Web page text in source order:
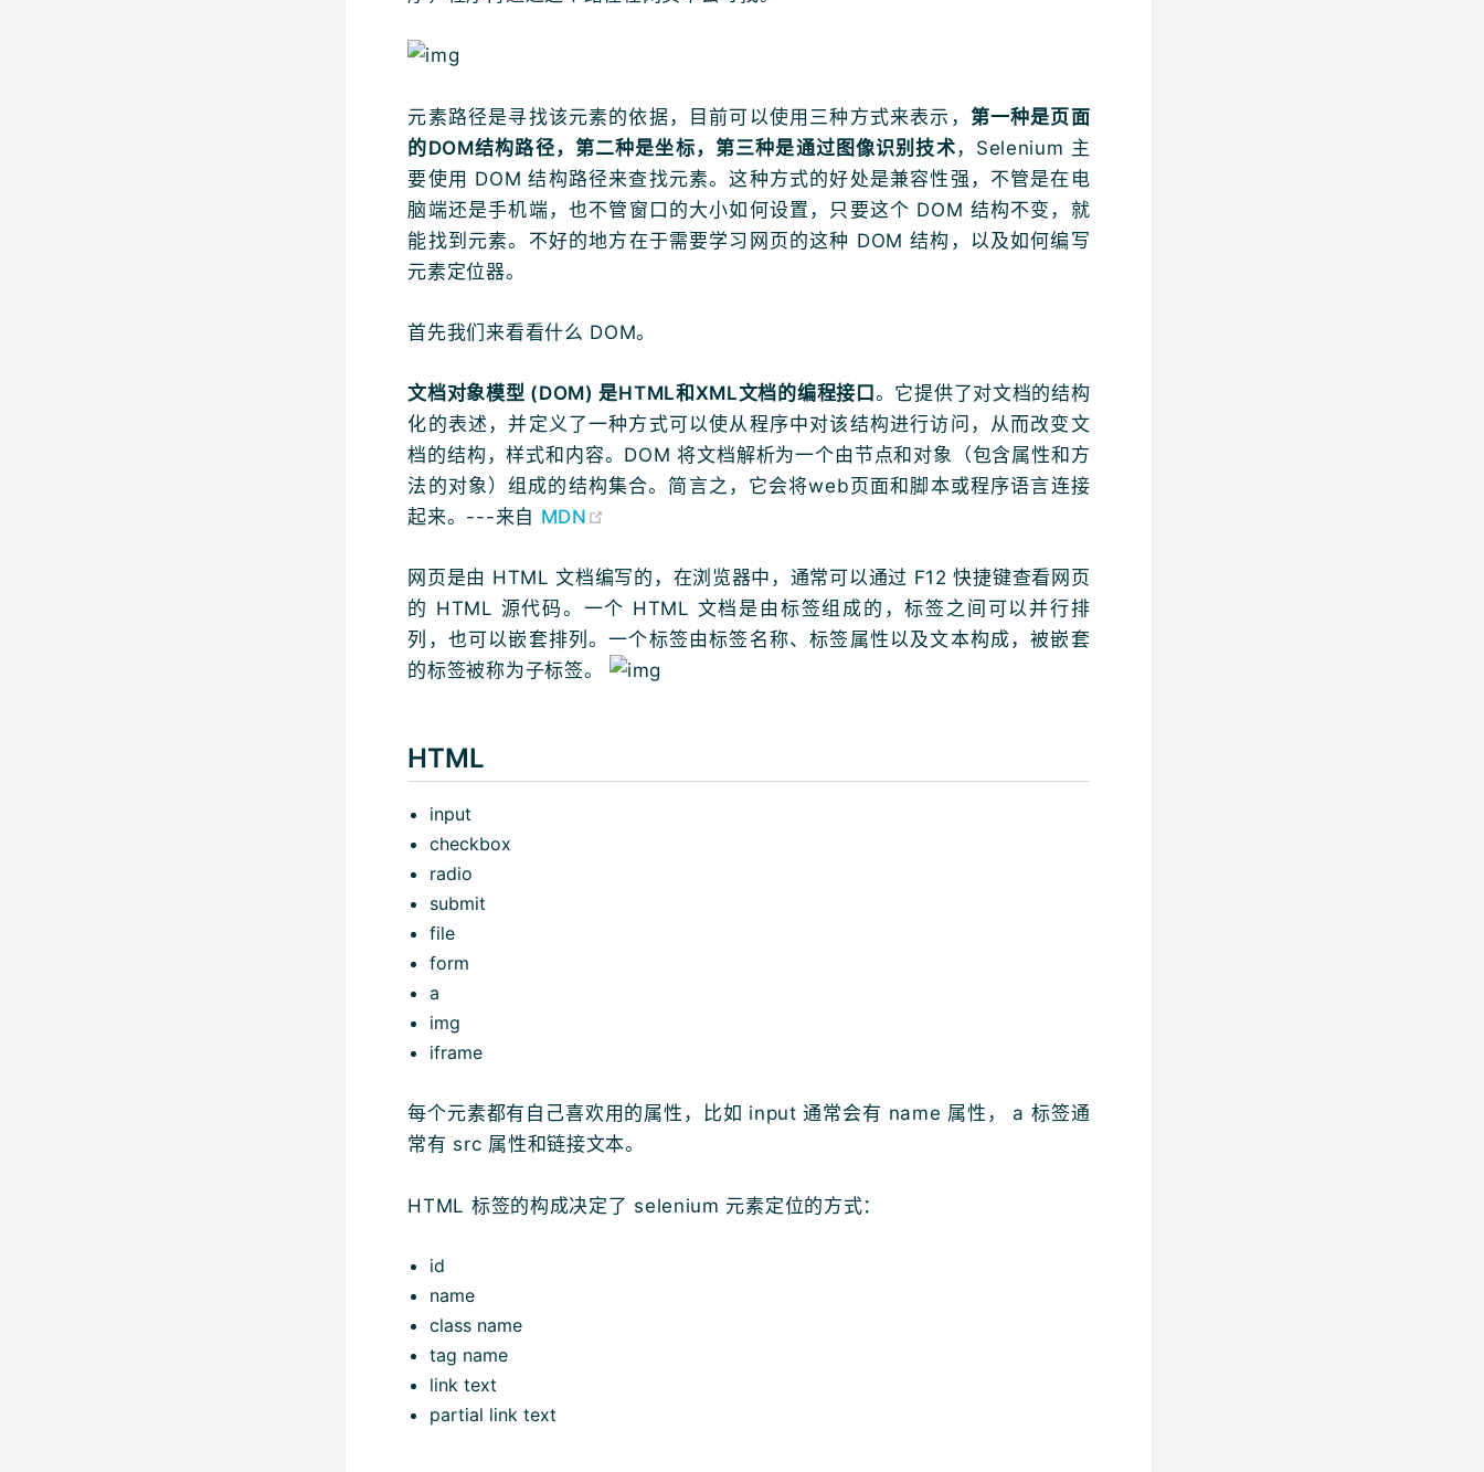
元素路径是寻找该元素的依据，目前可以使用三种方式来表示， 第一种是页面
的DOM结构路径，第二种是坐标，第三种是通过图像识别技术 ，Selenium 主
要使用 DOM 结构路径来查找元素。这种方式的好处是兼容性强，不管是在电
脑端还是手机端，也不管窗口的大小如何设置，只要这个 DOM 结构不变，就
能找到元素。不好的地方在于需要学习网页的这种 DOM 结构，以及如何编写
元素定位器。
首先我们来看看什么 DOM。
文档对象模型 (DOM) 是HTML和XML文档的编程接口 。它提供了对文档的结构
化的表述，并定义了一种方式可以使从程序中对该结构进行访问，从而改变文
档的结构，样式和内容。DOM 将文档解析为一个由节点和对象（包含属性和方
法的对象）组成的结构集合。简言之，它会将web页面和脚本或程序语言连接
起来。---来自 MDN
网页是由 HTML 文档编写的，在浏览器中，通常可以通过 F12 快捷键查看网页
的 HTML 源代码。一个 HTML 文档是由标签组成的，标签之间可以并行排
列，也可以嵌套排列。一个标签由标签名称、标签属性以及文本构成，被嵌套
的标签被称为子标签。
HTML
input
checkbox
radio
submit
file
form
a
img
iframe
每个元素都有自己喜欢用的属性，比如 input 通常会有 name 属性， a 标签通
常有 src 属性和链接文本。
HTML 标签的构成决定了 selenium 元素定位的方式：
id
name
class name
tag name
link text
partial link text